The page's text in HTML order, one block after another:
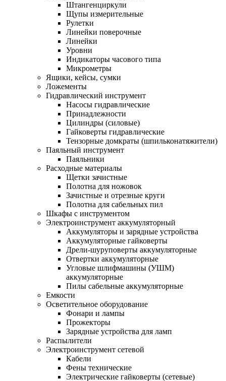
Штангенциркули
Щупы измерительные
Рулетки
Линейки поверочные
Линейки
Уровни
Индикаторы часового типа
Микрометры
Ящики, кейсы, сумки
Ложементы
Гидравлический инструмент
Насосы гидравлические
Принадлежности
Цилиндры (силовые)
Гайковерты гидравлические
Тензорные домкраты (шпильконатяжители)
Паяльный инструмент
Паяльники
Расходные материалы
Щетки зачистные
Полотна для ножовок
Зачистные и отрезные круги
Полотна для сабельных пил
Шкафы с инструментом
Электроинструмент аккумуляторный
Аккумуляторы и зарядные устройства
Аккумуляторные гайковерты
Дрели-шуруповерты аккумуляторные
Отвертки аккумуляторные
Угловые шлифмашины (УШМ)
аккумуляторные
Пилы сабельные аккумуляторные
Емкости
Осветительное оборудование
Фонари и лампы
Прожекторы
Зарядные устройства для ламп
Распылители
Электроинструмент сетевой
Кабели
Фены технические
Электрические гайковерты (сетевые)